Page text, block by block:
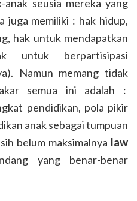
anak seusia mereka yang
juga memiliki : hak hidup,
hak untuk mendapatkan
untuk berpartisipasi
Namun memang tidak
semua ini adalah :
pendidikan, pola pikir
anak sebagai tumpuan
belum maksimalnya law
yang benar-benar